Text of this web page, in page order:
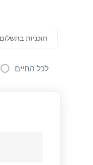
תוכניות
לכל החיים